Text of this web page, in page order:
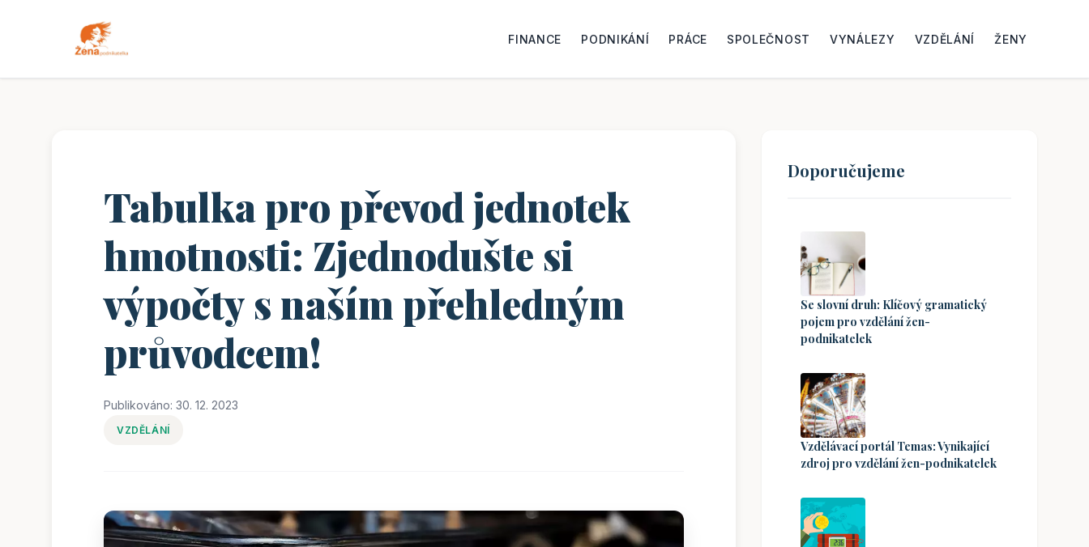
FINANCE PODNIKÁNÍ PRÁCE SPOLEČNOST VYNÁLEZY VZDĚLÁNÍ ŽENY
Tabulka pro převod jednotek
hmotnosti: Zjednodušte si
výpočty s naším přehledným
průvodcem!
Publikováno: 30. 12. 2023
VZDĚLÁNÍ
Doporučujeme
Se slovní druh: Klíčový gramatický
pojem pro vzdělání žen-
podnikatelek
Vzdělávací portál Temas: Vynikající
zdroj pro vzdělání žen-podnikatelek